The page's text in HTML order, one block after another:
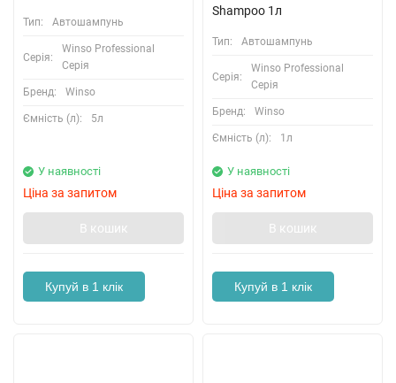
Тип: Автошампунь
Серія:
Winso Professional
Серія
Бренд: Winso
Ємність (л): 5л
У наявності
Ціна за запитом
В кошик
Купуй в 1 клік
Shampoo 1л
Тип: Автошампунь
Серія:
Winso Professional
Серія
Бренд: Winso
Ємність (л): 1л
У наявності
Ціна за запитом
В кошик
Купуй в 1 клік